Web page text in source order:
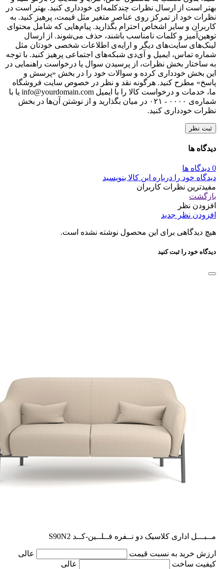
بهتر است از ارسال نظرات چندکلمه‌‌ای خودداری کنید. بهتر است در
نظرات خود از تمرکز روی عناصر متغیر مثل قیمت، پرهیز کنید. به
کاربران و سایر اشخاص احترام بگذارید. پیام‌هایی که شامل محتوای
توهین‌آمیز و کلمات نامناسب باشند، حذف می‌شوند. از ارسال
لینک‌های سایت‌های دیگر و ارایه‌ی اطلاعات شخصی خودتان مثل
شماره تماس، ایمیل و آی‌دی شبکه‌های اجتماعی پرهیز کنید. با توجه
به ساختار بخش نظرات، از پرسیدن سوال یا درخواست راهنمایی در
این بخش خودداری کرده و سوالات خود را در بخش «پرسش و
پاسخ» مطرح کنید. هرگونه نقد و نظر در خصوص سایت فروشگاه
ما، خدمات و درخواست کالا را با ایمیل info@yourdomain.com یا با
شماره‌ی ۰۰۰۰ - ۰۲۱ در میان بگذارید و از نوشتن آن‌ها در بخش
نظرات خودداری کنید.
ثبت نظر
دیدگاه ها
0 دیدگاه ها
دیدگاه خود را درباره این کالا بنویسید
مفیدترین نظرات کاربران
بازگشت
افزودن نظر
افزودن نظر جدید
هیچ دیدگاهی برای این محصول نوشته نشده است.
دیدگاه خود را ثبت کنید
مــبـــل اداری کلاسیک دو نــفره فــلــین-کــد S90N2
ارزش خرید به نسبت قیمت
عالی
کیفیت ساخت
عالی